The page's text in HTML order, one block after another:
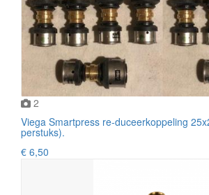
2
Viega Smartpress re-duceerkoppeling
perstuks).
€ 6,50